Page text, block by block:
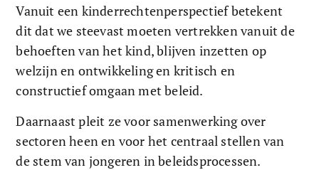
Vanuit een kinderrechtenperspectief betekent
dit dat we steevast moeten vertrekken vanuit de
behoeften van het kind, blijven inzetten op
welzijn en ontwikkeling en kritisch en
constructief omgaan met beleid.
Daarnaast pleit ze voor samenwerking over
sectoren heen en voor het centraal stellen van
de stem van jongeren in beleidsprocessen.